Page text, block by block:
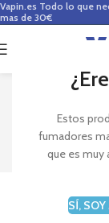
Estos
fumadores
que es muy
SÍ, SOY
Vapin.es Todo lo que
mas de 30€
en